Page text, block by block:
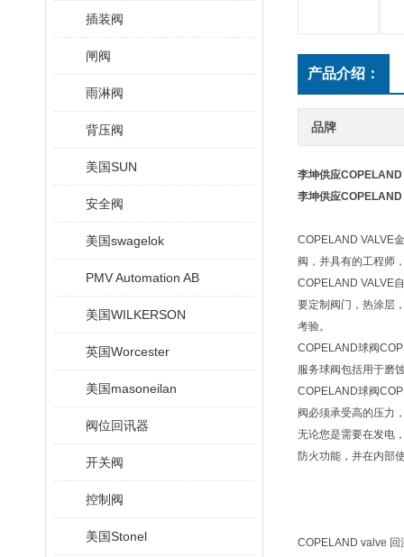
插装阀
闸阀
雨淋阀
背压阀
美国SUN
安全阀
美国swagelok
PMV Automation AB
美国WILKERSON
英国Worcester
美国masoneilan
阀位回讯器
开关阀
控制阀
美国Stonel
产品介绍：
品牌
李坤供应
李坤供应
COPELAND VALVE
阀，并具有的工程师
COPELAND VALVE
要定制阀门，热涂层
考验。
COPELAND球阀
服务球阀包括用于磨
COPELAND球阀
阀必须承受高的压力
无论您是需要在发电
防火功能，并在内部
COPELAND valve 回